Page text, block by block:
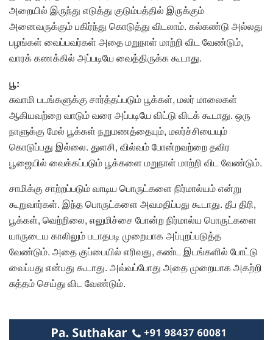
அறையில் இருந்து எடுத்து குடும்பத்தில் இருக்கும்
அனைவருக்கும் பகிர்ந்து கொடுத்து விடலாம். கல்கண்டு அல்லது
பழங்கள் வைப்பவர்கள் அதை மறுநாள் மாற்றி விட வேண்டும்,
வாரக் கணக்கில் அப்படியே வைத்திருக்க கூடாது.
பூ:
சுவாமி படங்களுக்கு சார்த்தப்படும் பூக்கள், மலர் மாலைகள்
ஆகியவற்றை வாடும் வரை அப்படியே விட்டு விடக் கூடாது. ஒரு
நாளுக்கு மேல் பூக்கள் நறுமணத்தையும், மலர்ச்சியையும்
கொடுப்பது இல்லை. துளசி, வில்வம் போன்றவற்றை தவிர
பூஜையில் வைக்கப்படும் பூக்களை மறுநாள் மாற்றி விட வேண்டும்.
சாமிக்கு சாற்றப்படும் வாடிய பொருட்களை நிர்மால்யம் என்று
கூறுவார்கள். இந்த பொருட்களை அவமதிப்பது கூடாது. தீப திரி,
பூக்கள், வெற்றிலை, எலுமிச்சை போன்ற நிர்மால்ய பொருட்களை
யாருடைய காலிலும் படாதபடி முறையாக அப்புறப்படுத்த
வேண்டும். அதை குப்பையில் எரிவது, கண்ட இடங்களில் போட்டு
வைப்பது என்பது கூடாது. அவ்வப்போது அதை முறையாக அகற்றி
சுத்தம் செய்து விட வேண்டும்.